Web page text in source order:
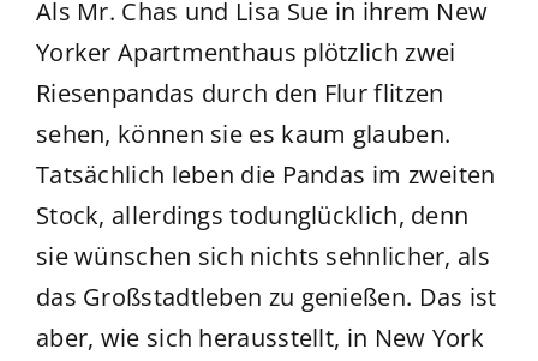
Als Mr. Chas und Lisa Sue in ihrem New
Yorker Apartmenthaus plötzlich zwei
Riesenpandas durch den Flur flitzen
sehen, können sie es kaum glauben.
Tatsächlich leben die Pandas im zweiten
Stock, allerdings todunglücklich, denn
sie wünschen sich nichts sehnlicher, als
das Großstadtleben zu genießen. Das ist
aber, wie sich herausstellt, in New York